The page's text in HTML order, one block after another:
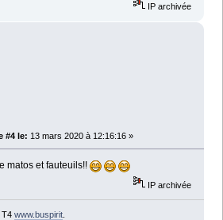
IP archivée
#4 le: 13 mars 2020 à 12:16:16 »
matos et fauteuils!!
IP archivée
T4 www.buspirit.